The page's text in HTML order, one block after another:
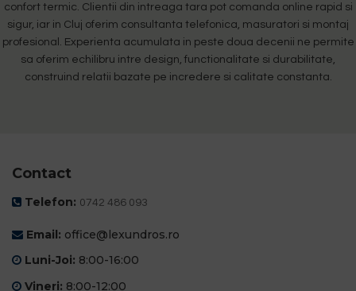
confort termic. Clientii din intreaga tara pot comanda online rapid si
sigur, iar in Cluj oferim consultanta telefonica, masuratori si montaj
profesional. Experienta acumulata in peste doua decenii ne permite
sa oferim echilibru intre design, functionalitate si durabilitate,
construind relatii bazate pe incredere si calitate constanta.
Contact
Telefon: 0742 486 093
Email: office@lexundros.ro
Luni-Joi: 8:00-16:00
Vineri: 8:00-12:00